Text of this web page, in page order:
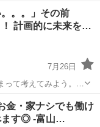
半導体メーカー」の
け出してスカウトす
。。」その前
計画的に未来を
7月26日
て考えてみよう。
は―― 今の
後に待っ
金・家ナシでも働け
ます◎ -富山…